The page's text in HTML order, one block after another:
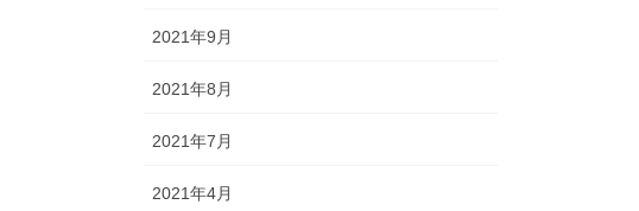
2021年9月
2021年8月
2021年7月
2021年4月